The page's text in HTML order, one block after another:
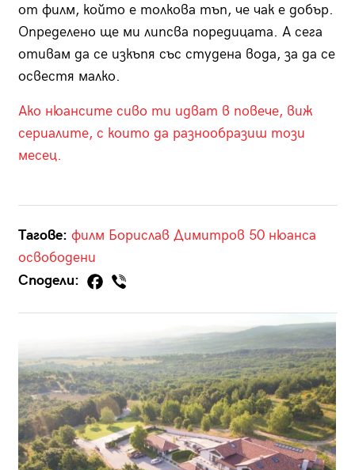
от филм, който е толкова тъп, че чак е добър.
Определено ще ми липсва поредицата. А сега
отивам да се изкъпя със студена вода, за да се
освестя малко.
Ако нюансите сиво ти идват в повече, виж
сериалите, с които да разнообразиш този
месец.
Тагове: филм Борислав Димитров 50 нюанса
освободени
Сподели: